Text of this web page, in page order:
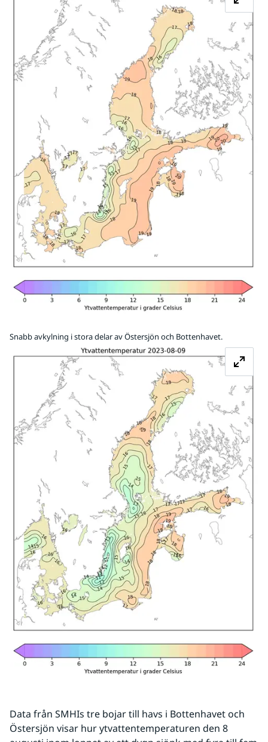
Snabb avkylning i stora delar av Östersjön och Bottenhavet.
Data från SMHIs tre bojar till havs i Bottenhavet och
Östersjön visar hur ytvattentemperaturen den 8